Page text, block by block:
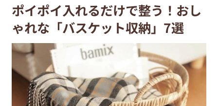
ポイポイ入れるだけで整う！おし
ゃれな「バスケット収納」7選